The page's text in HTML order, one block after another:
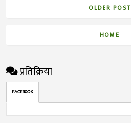
OLDER POST
HOME
प्रतिक्रिया
FACEBOOK